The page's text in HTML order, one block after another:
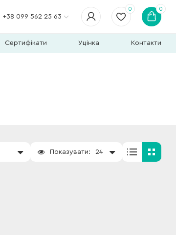
+38 099 562 25 63
0 0
Сертифікати Уцінка Контакти
Показувати: 24